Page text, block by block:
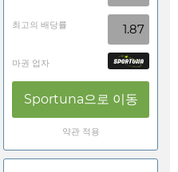
최고의 배당률 1.87
마권 업자
Sportuna으로 이동
약관 적용